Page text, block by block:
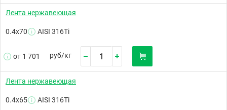
Лента нержавеющая
0.4х70 AISI 316Ti
от 1 701 руб/кг
Лента нержавеющая
0.4х65 AISI 316Ti